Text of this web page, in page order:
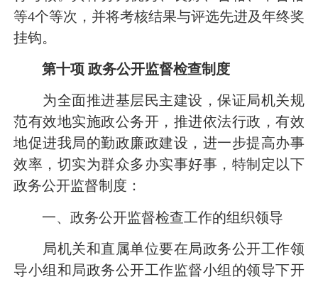
等4个等次，并将考核结果与评选先进及年终奖
挂钩。
第十项 政务公开监督检查制度
为全面推进基层民主建设，保证局机关规
范有效地实施政公务开，推进依法行政，有效
地促进我局的勤政廉政建设，进一步提高办事
效率，切实为群众多办实事好事，特制定以下
政务公开监督制度：
一、政务公开监督检查工作的组织领导
局机关和直属单位要在局政务公开工作领
导小组和局政务公开工作监督小组的领导下开